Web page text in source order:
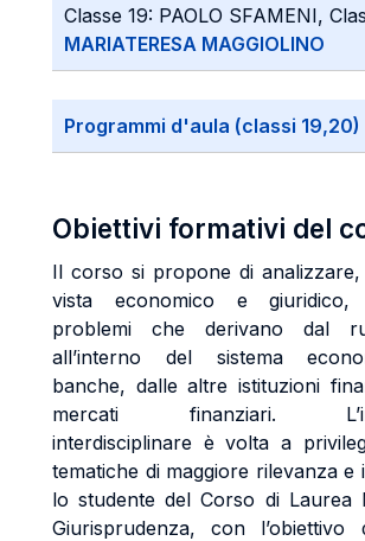
Classe 19: PAOLO SFAMENI,
MARIATERESA MAGGIOLINO
Programmi d'aula (classi 19,20)
Obiettivi formativi del
Il corso si propone di
vista economico e
problemi che derivano dal
all’interno del sistema
banche, dalle altre istituzioni
mercati finanziari.
interdisciplinare è volta a
tematiche di maggiore rilevanza e
lo studente del Corso di Laurea
Giurisprudenza, con